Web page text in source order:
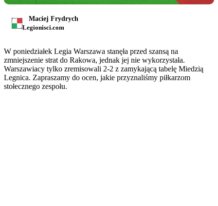
Maciej Frydrych
Legionisci.com
W poniedziałek Legia Warszawa stanęła przed szansą na
zmniejszenie strat do Rakowa, jednak jej nie wykorzystała.
Warszawiacy tylko zremisowali 2-2 z zamykającą tabelę Miedzią
Legnica. Zapraszamy do ocen, jakie przyznaliśmy piłkarzom
stołecznego zespołu.